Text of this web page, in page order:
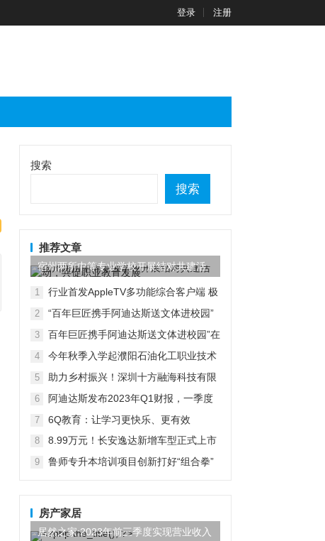
登录 注册
搜索
搜索
推荐文章
宿州两所中等专业学校开展结对共建活
动，共促职业教育发展
1
行业首发AppleTV多功能综合客户端 极
2
“百年巨匠携手阿迪达斯送文体进校园”
3
百年巨匠携手阿迪达斯送文体进校园”在
4
今年秋季入学起濮阳石油化工职业技术
石化“中原铁军”打造
5
助力乡村振兴！深圳十方融海科技有限
6
阿迪达斯发布2023年Q1财报，一季度
7 6Q教育：让学习更快乐、更有效
8
8.99万元！长安逸达新增车型正式上市
9
鲁师专升本培训项目创新打好“组合拳”
房产家居
居然之家:2023年前三季度实现营业收入